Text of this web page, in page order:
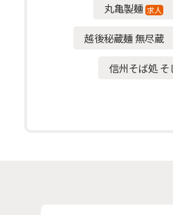
丸亀製麺 求人
越後秘蔵麺 無尽蔵
信州そば処 そ